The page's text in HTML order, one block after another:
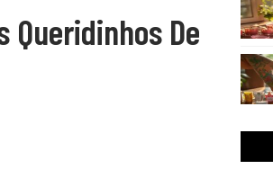
Queridinhos De